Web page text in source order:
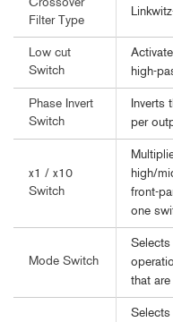
Crossover
Filter Type
Low cut
Switch
high-
Phase Invert
Switch
Inverts
per
x1 / x10
Switch
high/
front-
one
Mode Switch
that
Selects